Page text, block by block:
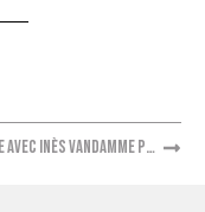
Tournage avec Inès Vandamme pour le Puy du Fou